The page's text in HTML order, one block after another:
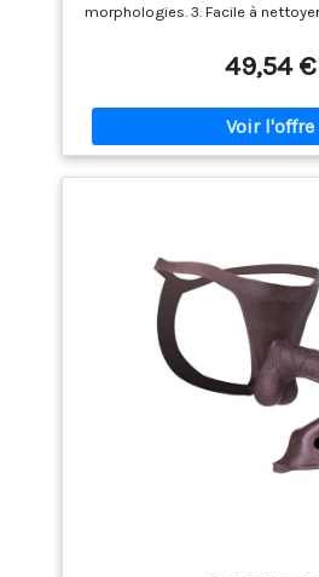
morphologies. 3. Facile à
question concernant le
contacter et nous vous
problème.
49,54 €